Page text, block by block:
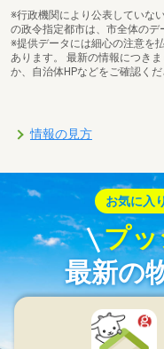
※行政機関により公表していな
の政令指定都市は、市全体のデ
※提供データには細心の注意を
あります。 最新の情報につき
か、自治体HPなどをご確認くだ
情報の見方
お気に入
プ
最新の